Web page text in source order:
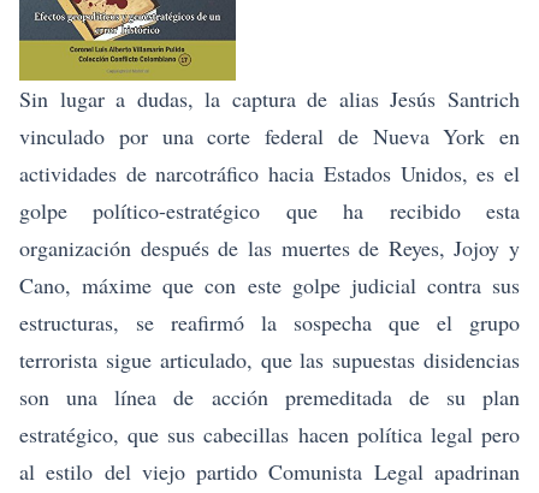
Sin lugar a dudas, la captura de alias Jesús Santrich
vinculado por una corte federal de Nueva York en
actividades de narcotráfico hacia Estados Unidos, es el
golpe político-estratégico que ha recibido esta
organización después de las muertes de Reyes, Jojoy y
Cano, máxime que con este golpe judicial contra sus
estructuras, se reafirmó la sospecha que el grupo
terrorista sigue articulado, que las supuestas disidencias
son una línea de acción premeditada de su plan
estratégico, que sus cabecillas hacen política legal pero
al estilo del viejo partido Comunista Legal apadrinan